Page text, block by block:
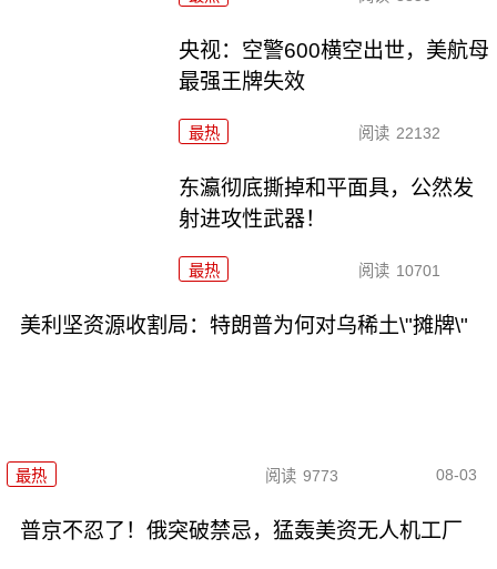
央视：空警600横空出世，美航母
最强王牌失效
最热 阅读 22132
东瀛彻底撕掉和平面具，公然发
射进攻性武器！
最热 阅读 10701
美利坚资源收割局：特朗普为何对乌稀土\"摊牌\"
最热 阅读 9773 08-03
普京不忍了！俄突破禁忌，猛轰美资无人机工厂